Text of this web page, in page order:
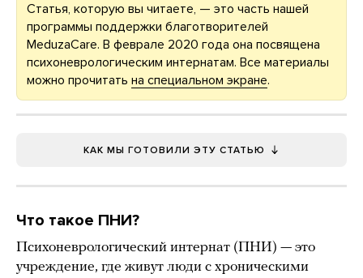
Статья, которую вы читаете, — это часть нашей
программы поддержки благотворителей
MeduzaCare. В феврале 2020 года она посвящена
психоневрологическим интернатам. Все материалы
можно прочитать на специальном экране.
КАК МЫ ГОТОВИЛИ ЭТУ СТАТЬЮ
Что такое ПНИ?
Психоневрологический интернат (ПНИ) — это
учреждение, где живут люди с хроническими